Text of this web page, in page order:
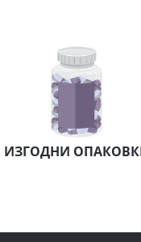
ИЗГОДНИ